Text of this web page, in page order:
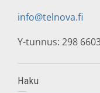
info@telnova.fi
Y-tunnus: 298
Haku